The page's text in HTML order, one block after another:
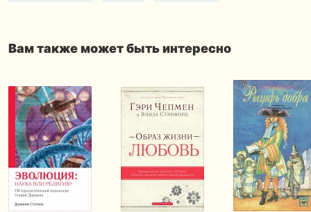
Вам также может быть интересно